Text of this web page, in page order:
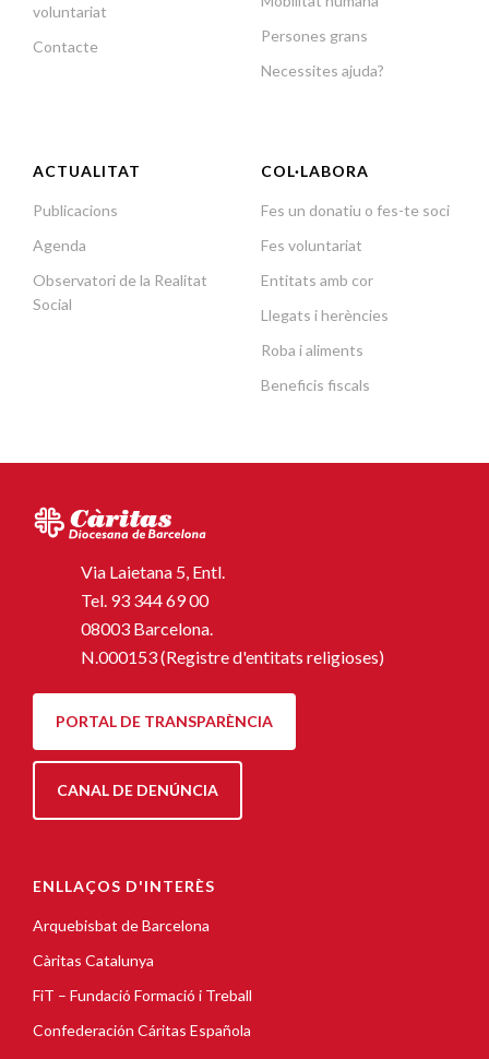
voluntariat
Contacte
Persones grans
Necessites ajuda?
ACTUALITAT
Publicacions
Agenda
Observatori de la Realitat
Social
COL·LABORA
Fes un donatiu o fes-te soci
Fes voluntariat
Entitats amb cor
Llegats i herències
Roba i aliments
Beneficis fiscals
Via Laietana 5, Entl.
Tel. 93 344 69 00
08003 Barcelona.
N.000153 (Registre d'entitats religioses)
PORTAL DE TRANSPARÈNCIA
CANAL DE DENÚNCIA
ENLLAÇOS D'INTERÈS
Arquebisbat de Barcelona
Càritas Catalunya
FiT – Fundació Formació i Treball
Confederación Cáritas Española